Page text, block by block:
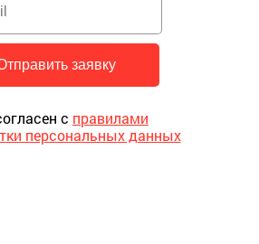
с правилами
персональных данных